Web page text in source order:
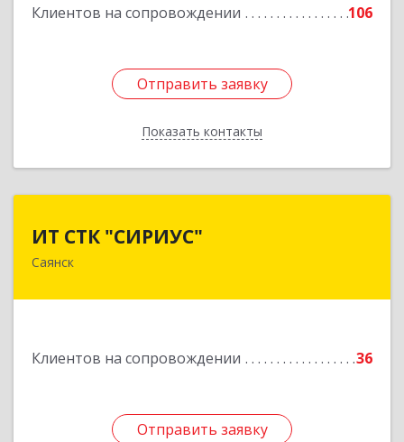
Клиентов на сопровождении 106
Отправить заявку
Показать контакты
Отправить заявку
Назад
ИТ СТК "СИРИУС"
Саянск
Клиентов на сопровождении 36
Отправить заявку
666303, Иркутская обл, Саянск г, Юбилейный
Отправить заявку